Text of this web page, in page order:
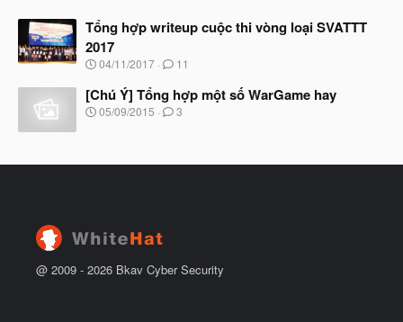
t
đ
ầ
u
y
b
ắ
t
ầ
u
Tổng hợp writeup cuộc thi vòng loại SVATTT
2017
N
à
y
b
đ
04/11/2017 11
[Chú Ý] Tổng hợp một số WarGame hay
N
b
u
05/09/2015 3
@ 2009 - 2026 Bkav Cyber Security